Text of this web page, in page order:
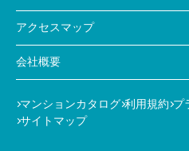
アクセスマップ
会社概要
マンションカタログ 利用規約 プ
サイトマップ